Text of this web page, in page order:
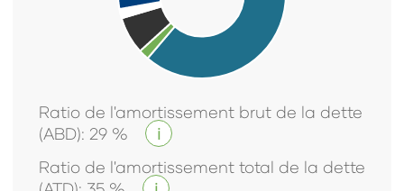
Ratio de l'amortissement brut de la dette
(ABD): 29 %
i
Ratio de l'amortissement total de la dette